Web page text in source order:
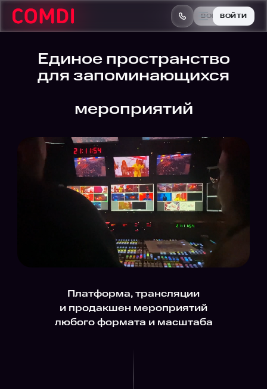
ВОЙТИВОЙТИ
Единое пространство
для запоминающихся
мероприятий
Платформа, трансляции
и продакшен мероприятий
любого формата и масштаба